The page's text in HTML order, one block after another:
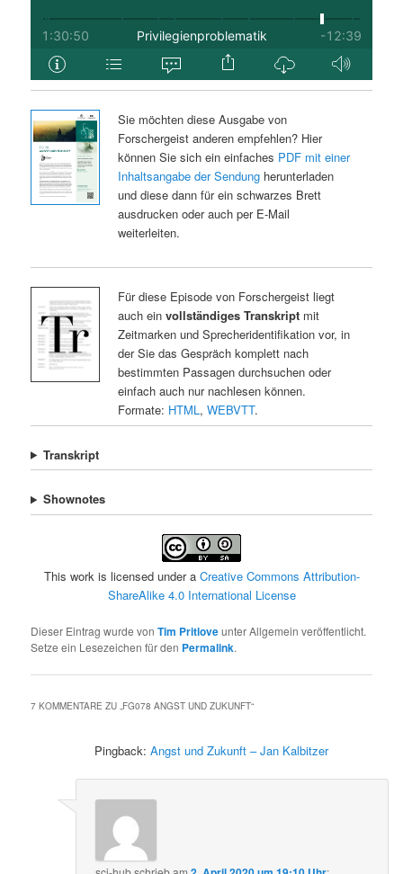
Sie möchten diese Ausgabe von
Forschergeist anderen empfehlen? Hier
können Sie sich ein einfaches PDF mit einer
Inhaltsangabe der Sendungherunterladen
und diese dann für ein schwarzes Brett
ausdrucken oder auch per E-Mail
weiterleiten.
Für diese Episode von Forschergeist liegt
auch ein vollständiges Transkriptmit
Zeitmarken und Sprecheridentifikation vor, in
der Sie das Gespräch komplett nach
bestimmten Passagen durchsuchen oder
einfach auch nur nachlesen können.
Formate: HTML, WEBVTT.
Transkript
Shownotes
This work is licensed under a Creative Commons Attribution-
ShareAlike 4.0 International License
Dieser Eintrag wurde vonTim Pritloveunter Allgemein veröffentlicht.
Setze ein Lesezeichen für den Permalink.
7 KOMMENTARE ZU „FG078 ANGST UND ZUKUNFT“
Pingback:Angst und Zukunft – Jan Kalbitzer